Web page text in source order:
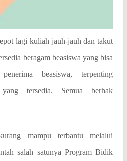
lagi kuliah jauh-jauh dan takut
beragam beasiswa yang bisa
beasiswa, terpenting
yang tersedia. Semua berhak
mampu terbantu melalui
salah satunya Program Bidik